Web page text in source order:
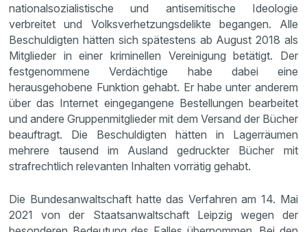
nationalsozialistische und antisemitische Ideologie
verbreitet und Volksverhetzungsdelikte begangen. Alle
Beschuldigten hätten sich spätestens ab August 2018 als
Mitglieder in einer kriminellen Vereinigung betätigt. Der
festgenommene Verdächtige habe dabei eine
herausgehobene Funktion gehabt. Er habe unter anderem
über das Internet eingegangene Bestellungen bearbeitet
und andere Gruppenmitglieder mit dem Versand der Bücher
beauftragt. Die Beschuldigten hätten in Lagerräumen
mehrere tausend im Ausland gedruckter Bücher mit
strafrechtlich relevanten Inhalten vorrätig gehabt.
Die Bundesanwaltschaft hatte das Verfahren am 14. Mai
2021 von der Staatsanwaltschaft Leipzig wegen der